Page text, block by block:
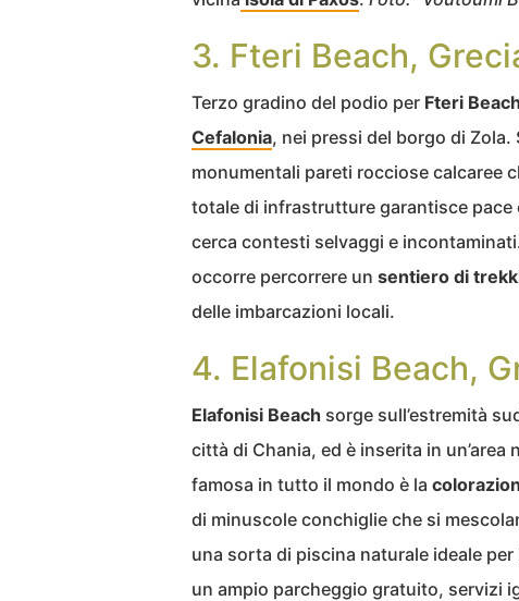
3. Fteri Beach,
Terzo gradino del podio per Fteri Beach
Cefalonia, nei pressi del borgo di
monumentali pareti rocciose calcaree
totale di infrastrutture garantisce pace
cerca contesti selvaggi e
occorre percorrere un sentiero di
delle imbarcazioni locali.
4. Elafonisi Beach,
Elafonisi Beach sorge sull’estremità
città di Chania, ed è inserita in
famosa in tutto il mondo è la
di minuscole conchiglie che si
una sorta di piscina naturale ideale
un ampio parcheggio gratuito, servizi